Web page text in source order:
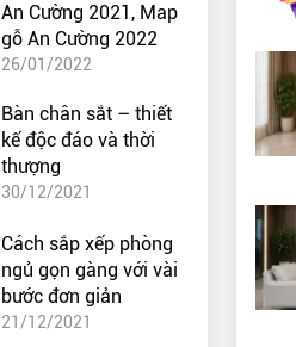
An Cường 2021, Map
gỗ An Cường 2022
26/01/2022
Bàn chân sắt – thiết
kế độc đáo và thời
thượng
30/12/2021
Cách sắp xếp phòng
ngủ gọn gàng với vài
bước đơn giản
21/12/2021